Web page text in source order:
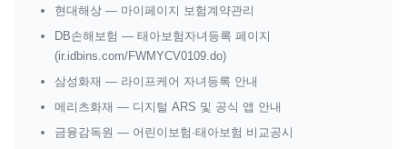
현대해상 — 마이페이지 보험계약관리
DB손해보험 — 태아보험자녀등록 페이지
(ir.idbins.com/FWMYCV0109.do)
삼성화재 — 라이프케어 자녀등록 안내
메리츠화재 — 디지털 ARS 및 공식 앱 안내
금융감독원 — 어린이보험·태아보험 비교공시